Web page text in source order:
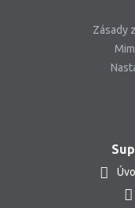
Zásady